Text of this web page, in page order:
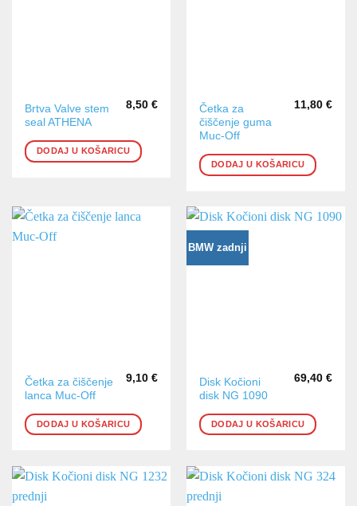
Brtva Valve stem
seal ATHENA
8,50 €
DODAJ U KOŠARICU
Četka za
čiščenje guma
Muc-Off
11,80 €
DODAJ U KOŠARICU
Četka za čiščenje
lanca Muc-Off
9,10 €
DODAJ U KOŠARICU
BMW zadnji
Disk Kočioni
disk NG 1090
69,40 €
DODAJ U KOŠARICU